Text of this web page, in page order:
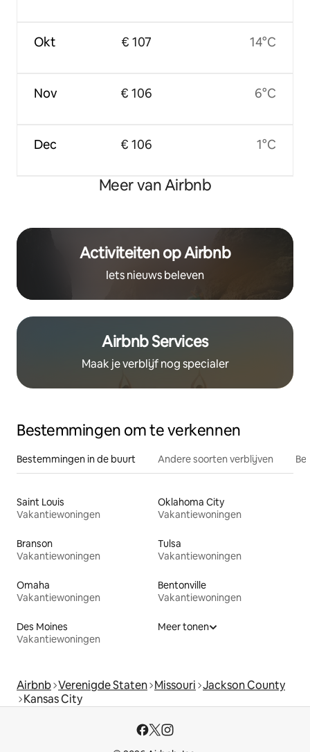
Okt
Nov
Dec
€ 107
€ 106
€ 106
14°C
6°C
1°C
Meer van Airbnb
Activiteiten op Airbnb
Iets nieuws beleven
Airbnb Services
Maak je verblijf nog specialer
Bestemmingen om te verkennen
Bestemmingen in de buurt Andere soorten verblijven
Saint Louis
Vakantiewoningen
Oklahoma City
Vakantiewoningen
Branson
Vakantiewoningen
Tulsa
Vakantiewoningen
Omaha
Vakantiewoningen
Bentonville
Vakantiewoningen
Des Moines
Vakantiewoningen
Meer tonen
Airbnb Verenigde Staten Missouri Jackson County
Kansas City